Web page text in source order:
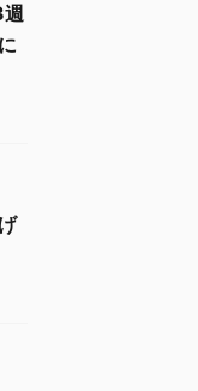
週